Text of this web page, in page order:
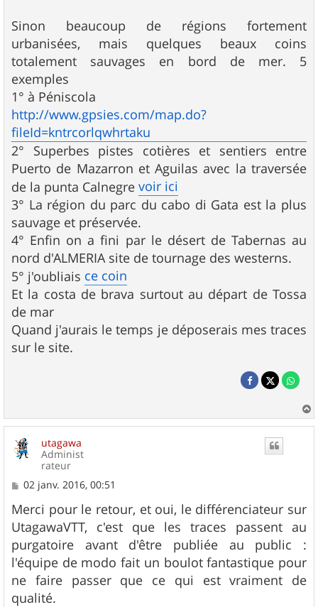
Sinon beaucoup de régions fortement
urbanisées, mais quelques beaux coins
totalement sauvages en bord de mer. 5
exemples
1° à Péniscola
http://www.gpsies.com/map.do?
fileId=kntrcorlqwhrtaku
2° Superbes pistes cotières et sentiers entre
Puerto de Mazarron et Aguilas avec la traversée
de la punta Calnegre voir ici
3° La région du parc du cabo di Gata est la plus
sauvage et préservée.
4° Enfin on a fini par le désert de Tabernas au
nord d'ALMERIA site de tournage des westerns.
5° j'oubliais ce coin
Et la costa de brava surtout au départ de Tossa
de mar
Quand j'aurais le temps je déposerais mes traces
sur le site.
a
utagawa
Administ
rateur
M
s
s
a
g
e
02 janv. 2016, 00:51
Merci pour le retour, et oui, le différenciateur sur
UtagawaVTT, c'est que les traces passent au
purgatoire avant d'être publiée au public :
l'équipe de modo fait un boulot fantastique pour
ne faire passer que ce qui est vraiment de
qualité.